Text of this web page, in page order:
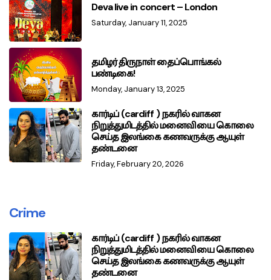
Deva live in concert – London
Saturday, January 11, 2025
தமிழர் திருநாள் தைப்பொங்கல்
பண்டிகை!
Monday, January 13, 2025
கார்டிப் (cardiff ) நகரில் வாகன
நிறுத்துமிடத்தில் மனைவியை கொலை
செய்த இலங்கை கணவருக்கு ஆயுள்
தண்டனை
Friday, February 20, 2026
Crime
கார்டிப் (cardiff ) நகரில் வாகன
நிறுத்துமிடத்தில் மனைவியை கொலை
செய்த இலங்கை கணவருக்கு ஆயுள்
தண்டனை